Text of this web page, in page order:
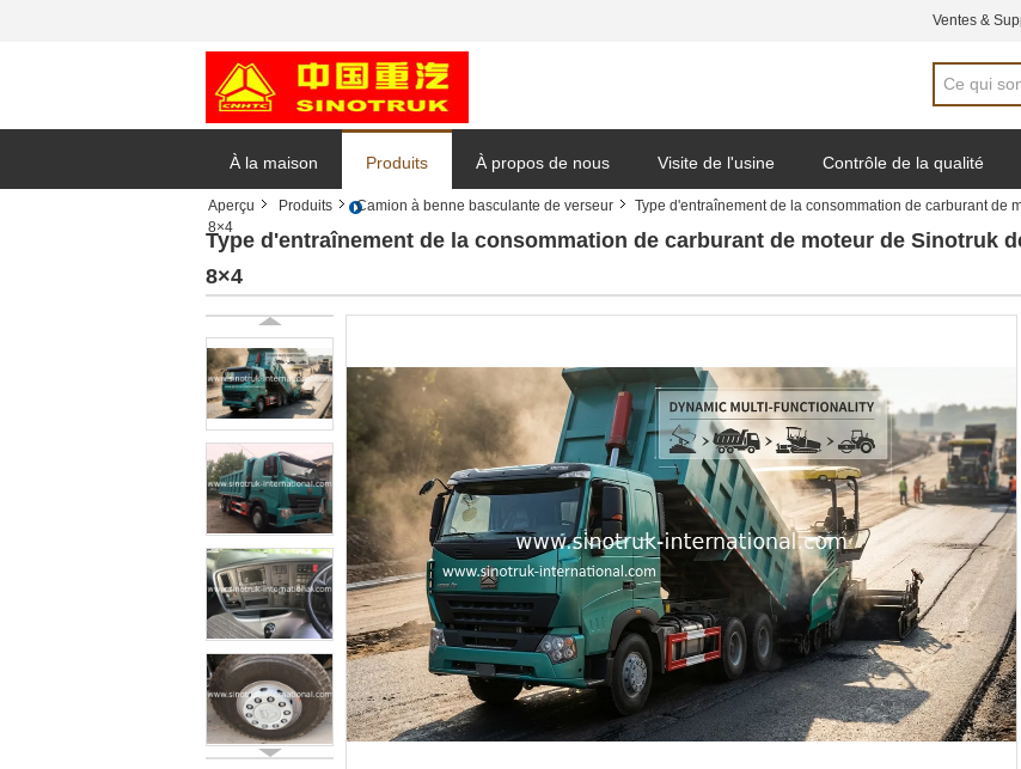
Ventes &
À la maison Produits À propos de nous Visite de l'usine Contrôle de la qualité
Demande de soumission
Aperçu Produits Camion à benne basculante de verseur
Type d'entraînement de la consommation de carburant de
8×4
Type d'entraînement de la consommation de carburant de moteur de Sinotruk
8×4